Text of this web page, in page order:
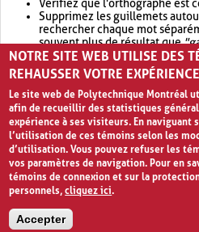
Vérifiez que l'orthographe est
Supprimez les guillemets
rechercher chaque mot
souvent plus de résultat que
Envisagez d'élargir votre
retournera souvent plus de
NOTRE SITE WEB UTILISE DES
REHAUSSER VOTRE
Le site web de Polytechnique Montréal
afin de recueillir des statistiques
expérience à ses visiteurs. En naviguant
l’utilisation de ces témoins selon les
d’utilisation. Vous pouvez refuser les
vos paramètres de navigation. Pour en
témoins de connexion et sur la
personnels,cliquez ici.
Accepter